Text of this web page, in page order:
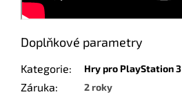
Doplňkové parametry
Kategorie: Hry pro PlayStation 3
Záruka: 2 roky